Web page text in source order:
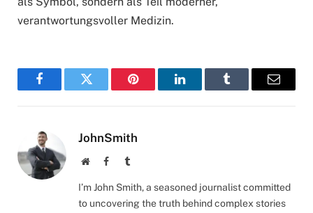
verantwortungsvoller Medizin.
FacebookTwitter Pinterest LinkedInTumblr Email
JohnSmith
WebsiteFacebookTumblr
I’m John Smith, a seasoned journalist committed
to uncovering the truth behind complex stories